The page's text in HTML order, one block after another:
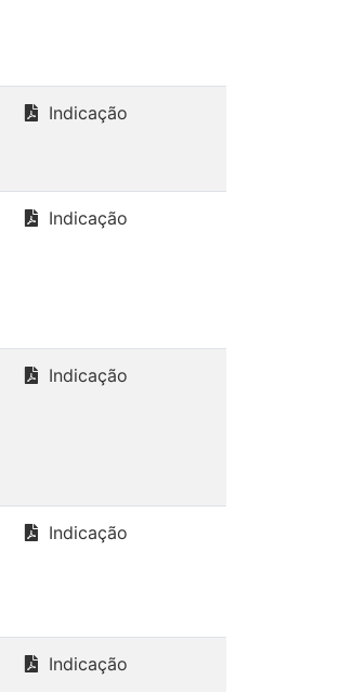
Indicação
Indicação
Indicação
Indicação
Indicação